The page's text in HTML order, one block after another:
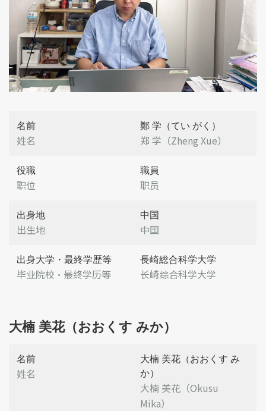
名前
姓名
鄭 学（てい がく）
郑 学（Zheng Xue）
役職
职位
職員
职员
出身地
出生地
中国
中国
出身大学・最終学歴等
毕业院校・最终学历等
長崎総合科学大学
长崎综合科学大学
大楠 美花（おおくす みか）
名前
姓名
大楠 美花（おおくす み
か）
大楠 美花（Okusu
Mika）